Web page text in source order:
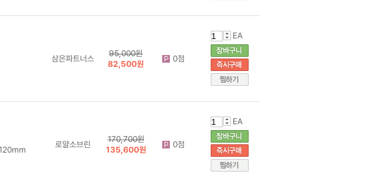
삼은파트너스
95,000원
82,500원
0점
EA
로얄소브린
170,700원
135,600원
0점
EA